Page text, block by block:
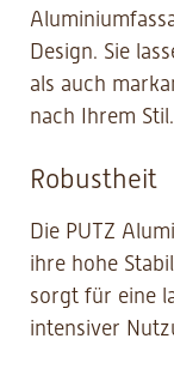
Design. Sie
als auch
nach Ihrem Stil.
Robustheit
Die PUTZ
ihre hohe
sorgt für eine
intensiver